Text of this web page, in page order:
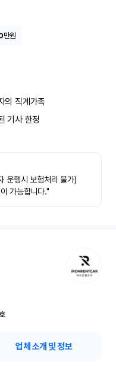
만원
의 직계가족
기사 한정
운행시 보험처리 불가)
가능합니다."
204호
업체 소개 및 정보